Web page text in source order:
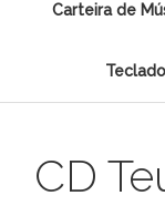
Carteira de
Teclado
CD